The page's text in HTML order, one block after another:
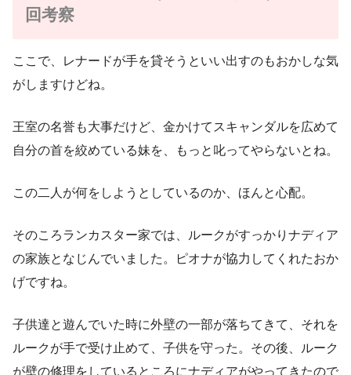
回考察
ここで、レナードが手を貸そうといい出すのもおかしな気
がしますけどね。
王室の名誉も大事だけど、金かけてスキャンダルを広めて
自分の首を絞めている妹を、もっと叱ってやらないとね。
この二人が何をしようとしているのか、ほんと心配。
そのころランカスター家では、ルークがすっかりナディア
の家族となじんでいました。ピオナが協力してくれたおか
げですね。
子供達と遊んでいた時に外壁の一部が落ちてきて、それを
ルークが手で受け止めて、子供を守った。その後、ルーク
が壁の修理をしているところにナディアがやってきたので